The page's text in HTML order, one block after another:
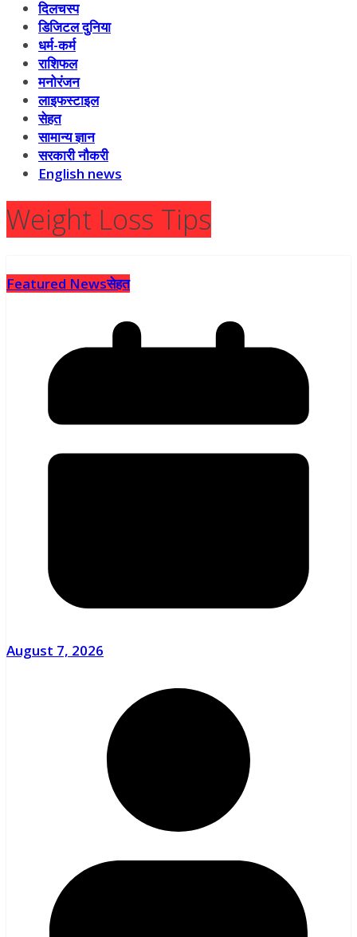
दिलचस्प
डिजिटल दुनिया
धर्म-कर्म
राशिफल
मनोरंजन
लाइफस्टाइल
सेहत
सामान्य ज्ञान
सरकारी नौकरी
English news
Weight Loss Tips
Featured Newsसेहत
August 7, 2026